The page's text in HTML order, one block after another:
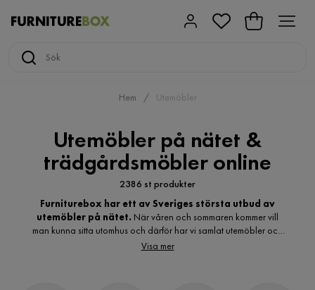
Hem Utemöbler
Utemöbler på nätet &
trädgårdsmöbler online
2386 st produkter
Furniturebox har ett av Sveriges största utbud av
utemöbler på nätet. När våren och sommaren kommer vill
man kunna sitta utomhus och därför har vi samlat utemöbler och
trädgårdsmöbler i alla modeller för att kunna erbjuda våra
Visa mer